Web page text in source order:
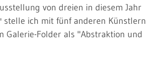
von dreien in diesem Jahr
stelle ich mit fünf anderen Künstlern
Galerie-Folder als "Abstraktion und